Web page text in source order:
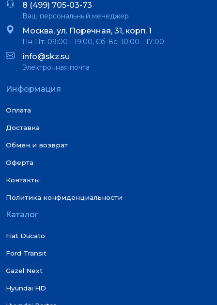
8 (499) 705-03-73
Ваш персональный менеджер
Москва, ул. Поречная, 31, корп. 1
Пн-Пт: 09:00 - 19:00, Сб-Вс: 10:00 - 17:00
info@skz.su
Электронная почта
Информация
Оплата
Доставка
Обмен и возврат
Оферта
Контакты
Политика конфиденциальности
Каталог
Fiat Ducato
Ford Transit
Gazel Next
Hyundai HD